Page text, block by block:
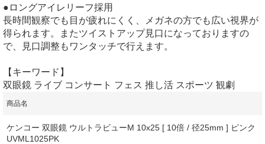
●ロングアイレリーフ採用
長時間観察でも目が疲れにくく、メガネの方でも広い視界が
得られます。またツイストアップ見口になっておりますの
で、見口調整もワンタッチで行えます。
【キーワード】
双眼鏡 ライブ コンサート フェス 推し活 スポーツ 観劇
商品名
ケンコー 双眼鏡 ウルトラビューM 10x25 [ 10倍 / 径25mm ] ピンク
UVML1025PK